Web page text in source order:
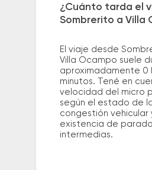
¿Cuánto tarda el
Sombrerito a Villa
El viaje desde
Villa Ocampo suele
aproximadamente 0
minutos. Tené en
velocidad del micro
según el estado de
congestión vehicular
existencia de
intermedias.